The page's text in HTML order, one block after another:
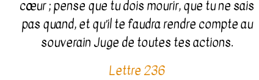
cœur ; pense que tu dois mourir, que tu ne sais
pas quand, et qu’il te faudra rendre compte au
souverain Juge de toutes tes actions.
Lettre 236